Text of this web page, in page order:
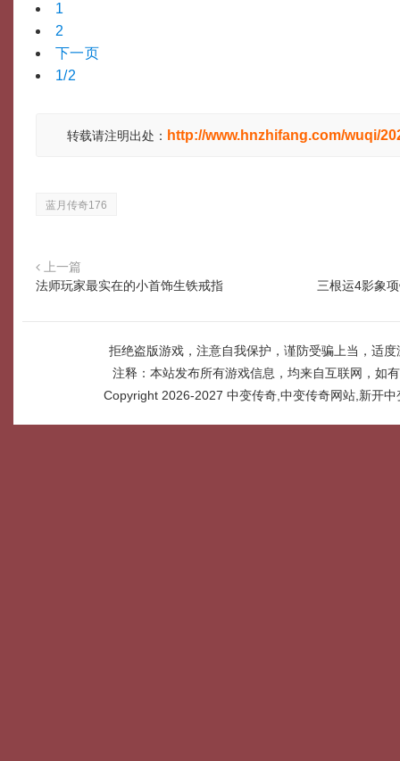
1
2
下一页
1/2
转载请注明出处： http://www.hnzhifang.com/wuqi/
蓝月传奇176
上一篇
法师玩家最实在的小首饰生铁戒指
三根运4影象
拒绝盗版游戏，注意自我保护，谨防受骗上当，适
注释：本站发布所有游戏信息，均来自互联网，如
Copyright 2026-2027 中变传奇,中变传奇网站,新开